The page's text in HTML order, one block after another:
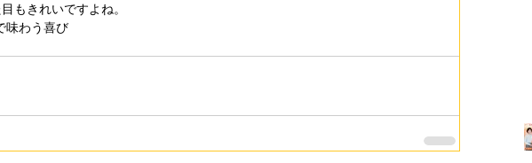
もきれいですよね。
味わう喜び